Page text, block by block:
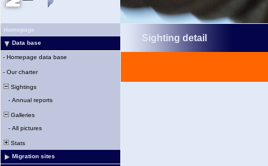
Homepage
Data base
- Homepage data base
- Our charter
Sightings
- Annual reports
Galleries
- All pictures
Stats
Migration sites
Sighting detail